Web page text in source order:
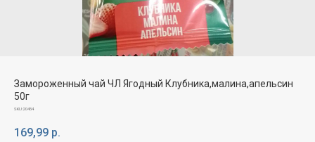
Замороженный чай ЧЛ Ягодный Клубника,малина,апельсин
50г
SKU:20454
169,99 р.